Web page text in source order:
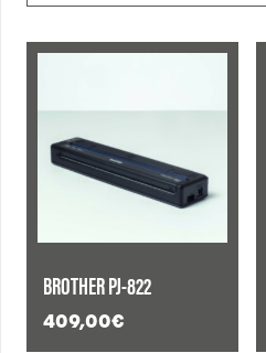
BROTHER PJ-822
409,00€